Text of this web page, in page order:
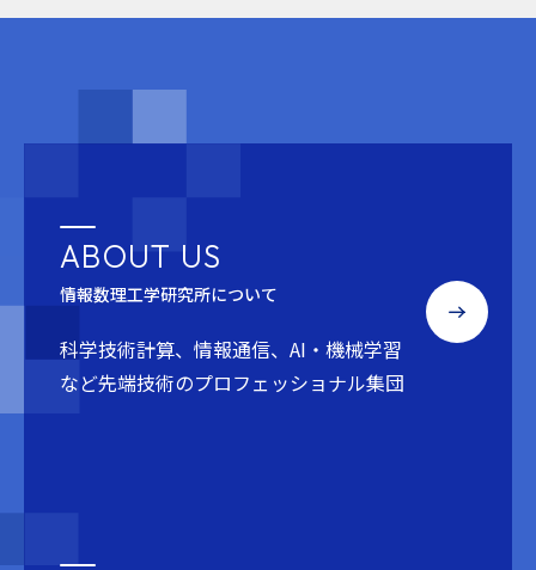
ABOUT US
情報数理工学研究所について
科学技術計算、情報通信、AI・機械学習
など先端技術のプロフェッショナル集団